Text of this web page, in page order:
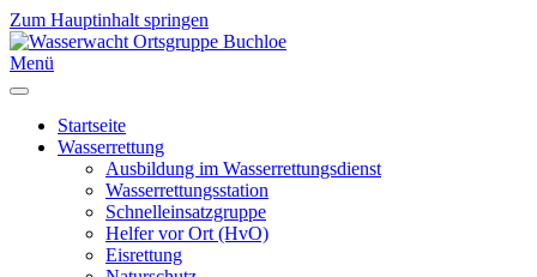
Zum Hauptinhalt springen
Menü
Startseite
Wasserrettung
Ausbildung im Wasserrettungsdienst
Wasserrettungsstation
Schnelleinsatzgruppe
Helfer vor Ort (HvO)
Eisrettung